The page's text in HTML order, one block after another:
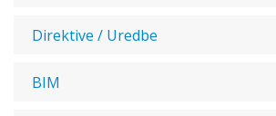
Direktive / Uredbe
BIM